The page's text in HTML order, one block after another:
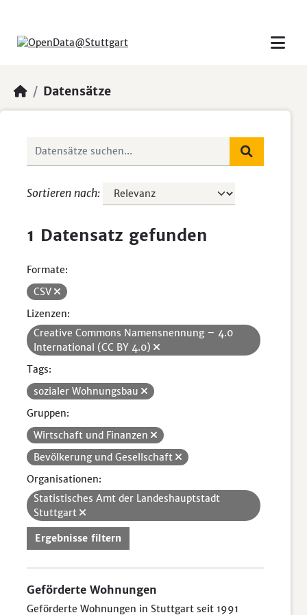
Datensätze
Sortieren nach
1 Datensatz gefunden
Formate:
CSV
Lizenzen:
Creative Commons Namensnennung – 4.0
International (CC BY 4.0)
Tags:
sozialer Wohnungsbau
Gruppen:
Wirtschaft und Finanzen
Bevölkerung und Gesellschaft
Organisationen:
Statistisches Amt der Landeshauptstadt
Stuttgart
Ergebnisse filtern
Geförderte Wohnungen
Geförderte Wohnungen in Stuttgart seit 1991